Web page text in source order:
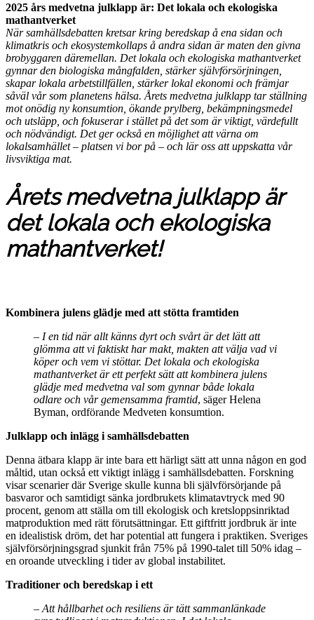
2025 års medvetna julklapp är: Det lokala och ekologiska
mathantverket
När samhällsdebatten kretsar kring beredskap å ena sidan och
klimatkris och ekosystemkollaps å andra sidan är maten den givna
brobyggaren däremellan. Det lokala och ekologiska mathantverket
gynnar den biologiska mångfalden, stärker självförsörjningen,
skapar lokala arbetstillfällen, stärker lokal ekonomi och främjar
såväl vår som planetens hälsa. Årets medvetna julklapp tar ställning
mot onödig ny konsumtion, ökande prylberg, bekämpningsmedel
och utsläpp, och fokuserar i stället på det som är viktigt, värdefullt
och nödvändigt. Det ger också en möjlighet att värna om
lokalsamhället – platsen vi bor på – och lär oss att uppskatta vår
livsviktiga mat.
Årets medvetna julklapp är
det lokala och ekologiska
mathantverket!
Kombinera julens glädje med att stötta framtiden
– I en tid när allt känns dyrt och svårt är det lätt att
glömma att vi faktiskt har makt, makten att välja vad vi
köper och vem vi stöttar. Det lokala och ekologiska
mathantverket är ett perfekt sätt att kombinera julens
glädje med medvetna val som gynnar både lokala
odlare och vår gemensamma framtid, säger Helena
Byman, ordförande Medveten konsumtion.
Julklapp och inlägg i samhällsdebatten
Denna ätbara klapp är inte bara ett härligt sätt att unna någon en god
måltid, utan också ett viktigt inlägg i samhällsdebatten. Forskning
visar scenarier där Sverige skulle kunna bli självförsörjande på
basvaror och samtidigt sänka jordbrukets klimatavtryck med 90
procent, genom att ställa om till ekologisk och kretsloppsinriktad
matproduktion med rätt förutsättningar. Ett giftfritt jordbruk är inte
en idealistisk dröm, det har potential att fungera i praktiken. Sveriges
självförsörjningsgrad sjunkit från 75% på 1990-talet till 50% idag –
en oroande utveckling i tider av global instabilitet.
Traditioner och beredskap i ett
– ⁠Att hållbarhet och resiliens är tätt sammanlänkade